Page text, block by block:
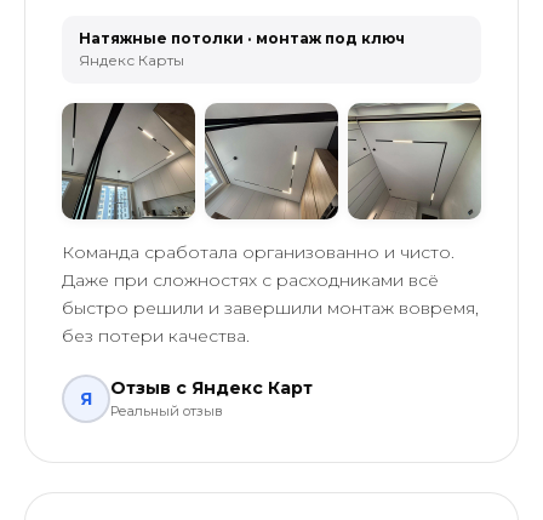
Натяжные потолки · монтаж под ключ
Яндекс Карты
Команда сработала организованно и чисто.
Даже при сложностях с расходниками всё
быстро решили и завершили монтаж вовремя,
без потери качества.
Я Отзыв с Яндекс Карт
Реальный отзыв